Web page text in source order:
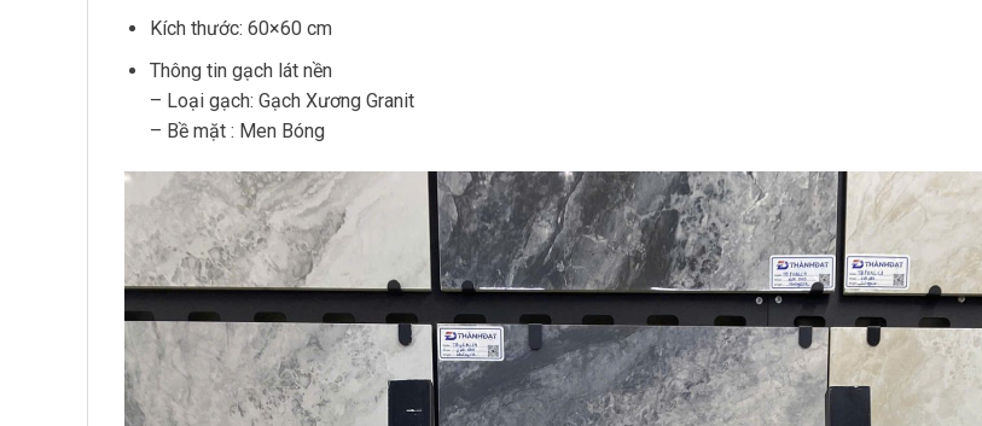
Kích thước: 60×60 cm
Thông tin gạch lát nền
– Loại gạch: Gạch Xương Granit
– Bề mặt : Men Bóng